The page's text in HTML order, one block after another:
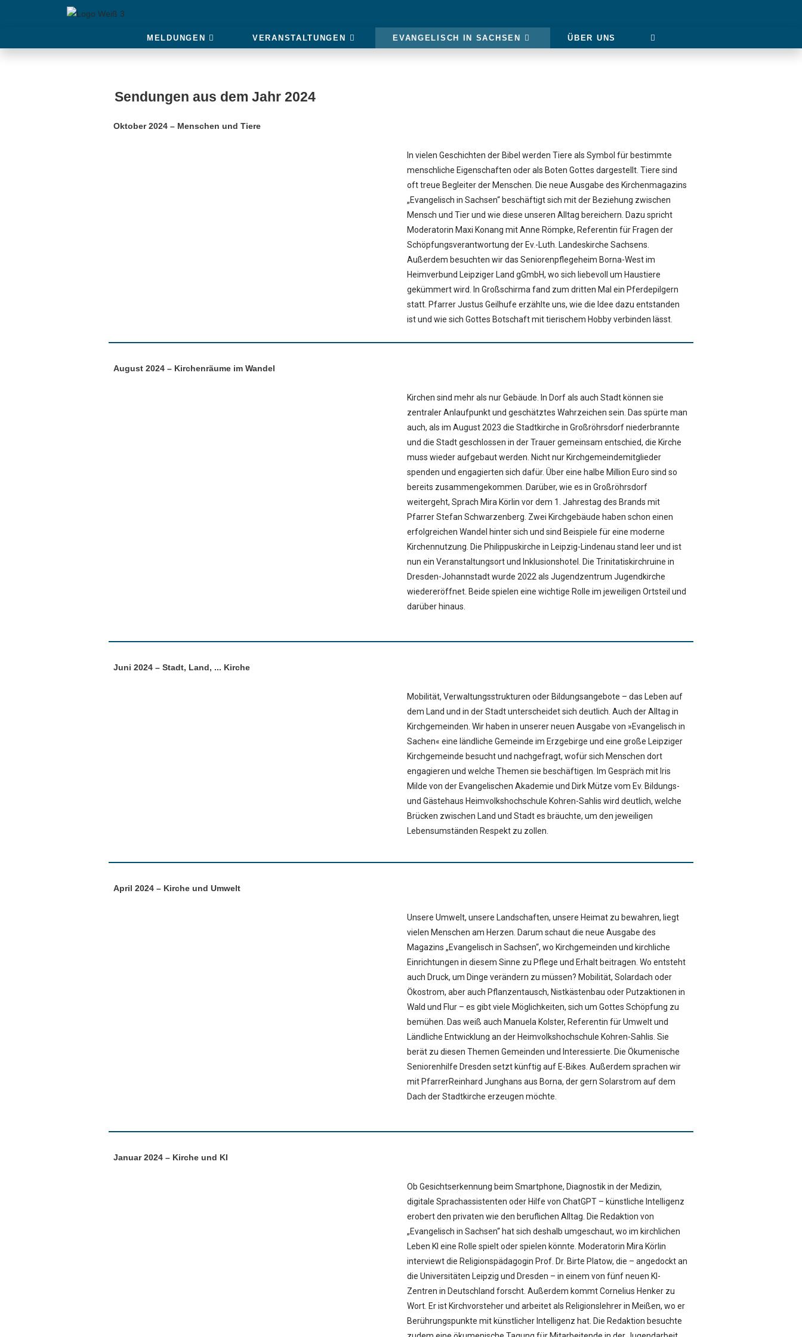
MELDUNGEN VERANSTALTUNGEN EVANGELISCH IN SACHSEN ÜBER UNS
Sendungen aus dem Jahr 2024
Oktober 2024 – Menschen und Tiere
In vielen Geschichten der Bibel werden Tiere als Symbol für bestimmte
menschliche Eigenschaften oder als Boten Gottes dargestellt. Tiere sind
oft treue Begleiter der Menschen. Die neue Ausgabe des Kirchenmagazins
„Evangelisch in Sachsen“ beschäftigt sich mit der Beziehung zwischen
Mensch und Tier und wie diese unseren Alltag bereichern. Dazu spricht
Moderatorin Maxi Konang mit Anne Römpke, Referentin für Fragen der
Schöpfungsverantwortung der Ev.-Luth. Landeskirche Sachsens.
Außerdem besuchten wir das Seniorenpflegeheim Borna-West im
Heimverbund Leipziger Land gGmbH, wo sich liebevoll um Haustiere
gekümmert wird. In Großschirma fand zum dritten Mal ein Pferdepilgern
statt. Pfarrer Justus Geilhufe erzählte uns, wie die Idee dazu entstanden
ist und wie sich Gottes Botschaft mit tierischem Hobby verbinden lässt.
August 2024 – Kirchenräume im Wandel
Kirchen sind mehr als nur Gebäude. In Dorf als auch Stadt können sie
zentraler Anlaufpunkt und geschätztes Wahrzeichen sein. Das spürte man
auch, als im August 2023 die Stadtkirche in Großröhrsdorf niederbrannte
und die Stadt geschlossen in der Trauer gemeinsam entschied, die Kirche
muss wieder aufgebaut werden. Nicht nur Kirchgemeindemitglieder
spenden und engagierten sich dafür. Über eine halbe Million Euro sind so
bereits zusammengekommen. Darüber, wie es in Großröhrsdorf
weitergeht, Sprach Mira Körlin vor dem 1. Jahrestag des Brands mit
Pfarrer Stefan Schwarzenberg. Zwei Kirchgebäude haben schon einen
erfolgreichen Wandel hinter sich und sind Beispiele für eine moderne
Kirchennutzung. Die Philippuskirche in Leipzig-Lindenau stand leer und ist
nun ein Veranstaltungsort und Inklusionshotel. Die Trinitatiskirchruine in
Dresden-Johannstadt wurde 2022 als Jugendzentrum Jugendkirche
wiedereröffnet. Beide spielen eine wichtige Rolle im jeweiligen Ortsteil und
darüber hinaus.
Juni 2024 – Stadt, Land, ... Kirche
Mobilität, Verwaltungsstrukturen oder Bildungsangebote – das Leben auf
dem Land und in der Stadt unterscheidet sich deutlich. Auch der Alltag in
Kirchgemeinden. Wir haben in unserer neuen Ausgabe von »Evangelisch in
Sachen« eine ländliche Gemeinde im Erzgebirge und eine große Leipziger
Kirchgemeinde besucht und nachgefragt, wofür sich Menschen dort
engagieren und welche Themen sie beschäftigen. Im Gespräch mit Iris
Milde von der Evangelischen Akademie und Dirk Mütze vom Ev. Bildungs-
und Gästehaus Heimvolkshochschule Kohren-Sahlis wird deutlich, welche
Brücken zwischen Land und Stadt es bräuchte, um den jeweiligen
Lebensumständen Respekt zu zollen.
April 2024 – Kirche und Umwelt
Unsere Umwelt, unsere Landschaften, unsere Heimat zu bewahren, liegt
vielen Menschen am Herzen. Darum schaut die neue Ausgabe des
Magazins „Evangelisch in Sachsen“, wo Kirchgemeinden und kirchliche
Einrichtungen in diesem Sinne zu Pflege und Erhalt beitragen. Wo entsteht
auch Druck, um Dinge verändern zu müssen? Mobilität, Solardach oder
Ökostrom, aber auch Pflanzentausch, Nistkästenbau oder Putzaktionen in
Wald und Flur – es gibt viele Möglichkeiten, sich um Gottes Schöpfung zu
bemühen. Das weiß auch Manuela Kolster, Referentin für Umwelt und
Ländliche Entwicklung an der Heimvolkshochschule Kohren-Sahlis. Sie
berät zu diesen Themen Gemeinden und Interessierte. Die Ökumenische
Seniorenhilfe Dresden setzt künftig auf E-Bikes. Außerdem sprachen wir
mit PfarrerReinhard Junghans aus Borna, der gern Solarstrom auf dem
Dach der Stadtkirche erzeugen möchte.
Januar 2024 – Kirche und KI
Ob Gesichtserkennung beim Smartphone, Diagnostik in der Medizin,
digitale Sprachassistenten oder Hilfe von ChatGPT – künstliche Intelligenz
erobert den privaten wie den beruflichen Alltag. Die Redaktion von
„Evangelisch in Sachsen“ hat sich deshalb umgeschaut, wo im kirchlichen
Leben KI eine Rolle spielt oder spielen könnte. Moderatorin Mira Körlin
interviewt die Religionspädagogin Prof. Dr. Birte Platow, die – angedockt an
die Universitäten Leipzig und Dresden – in einem von fünf neuen KI-
Zentren in Deutschland forscht. Außerdem kommt Cornelius Henker zu
Wort. Er ist Kirchvorsteher und arbeitet als Religionslehrer in Meißen, wo er
Berührungspunkte mit künstlicher Intelligenz hat. Die Redaktion besuchte